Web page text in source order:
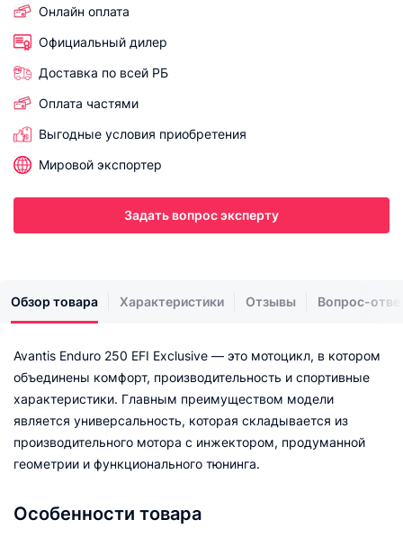
Онлайн оплата
Официальный дилер
Доставка по всей РБ
Оплата частями
Выгодные условия приобретения
Мировой экспортер
Задать вопрос эксперту
Обзор товара Характеристики Отзывы Вопрос-
Avantis Enduro 250 EFI Exclusive — это мотоцикл, в котором
объединены комфорт, производительность и спортивные
характеристики. Главным преимуществом модели
является универсальность, которая складывается из
производительного мотора с инжектором, продуманной
геометрии и функционального тюнинга.
Особенности товара